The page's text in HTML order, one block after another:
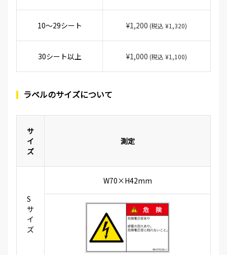
10～29シート ¥1,200 (税込 ¥1,320)
30シート以上 ¥1,000 (税込 ¥1,100)
ラベルのサイズについて
サ
イ
ズ
測定
S
サ
イ
ズ
W70×H42mm